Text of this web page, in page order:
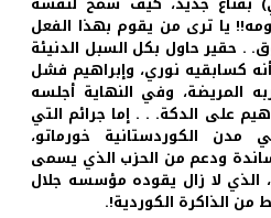
يا ترى من يقوم بهذا الفعل
حقير حاول بكل السبل الدنيئة
كسابقيه نوري، وإبراهيم فشل
المريضة، وفي النهاية أجلسه
على الدكة. . . إما جرائم التي
مدن الكوردستانية خورماتو،
ودعم من الحزب الذي يسمى
الذي لا زال يقوده مؤسسه جلال
الذاكرة الكوردية!.